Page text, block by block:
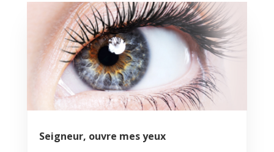
Seigneur, ouvre mes yeux